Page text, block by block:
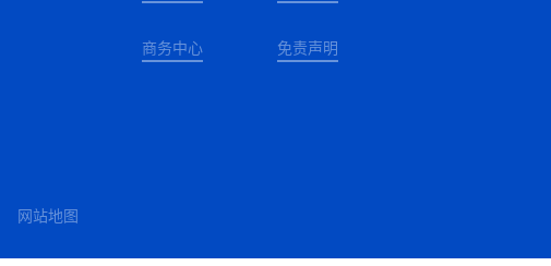
商务中心 免责声明
网站地图